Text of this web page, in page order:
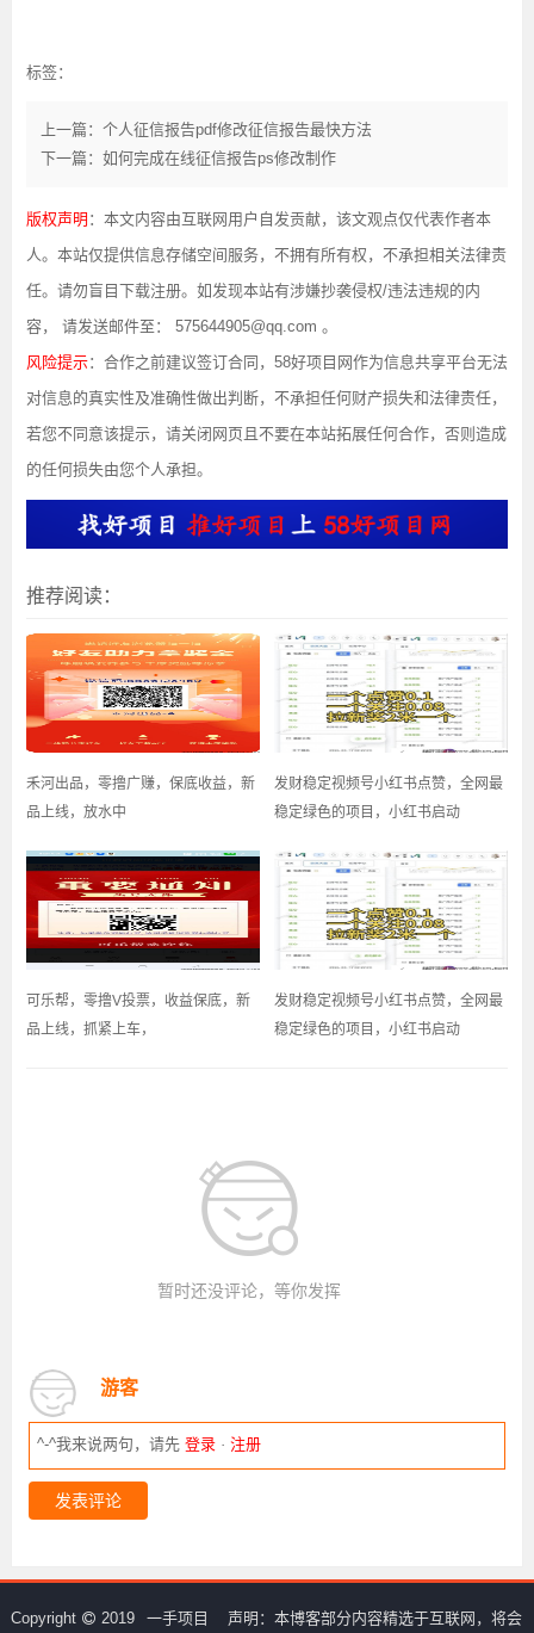
标签：
上一篇：个人征信报告pdf修改征信报告最快方法
下一篇：如何完成在线征信报告ps修改制作
版权声明 ：本文内容由互联网用户自发贡献，该文观点仅代表作者本
人。本站仅提供信息存储空间服务，不拥有所有权，不承担相关法律责
任。请勿盲目下载注册。如发现本站有涉嫌抄袭侵权/违法违规的内
容， 请发送邮件至： 575644905@qq.com 。
风险提示：合作之前建议签订合同，58好项目网作为信息共享平台无法
对信息的真实性及准确性做出判断，不承担任何财产损失和法律责任，
若您不同意该提示，请关闭网页且不要在本站拓展任何合作，否则造成
的任何损失由您个人承担。
推荐阅读：
禾河出品，零撸广赚，保底收益，新
品上线，放水中
发财稳定视频号小红书点赞，全网最
稳定绿色的项目，小红书启动
可乐帮，零撸V投票，收益保底，新
品上线，抓紧上车，
发财稳定视频号小红书点赞，全网最
稳定绿色的项目，小红书启动
暂时还没评论，等你发挥
游客
^-^我来说两句，请先登录 · 注册
发表评论
Copyright 2019 一手项目 声明：本博客部分内容精选于互联网，将会